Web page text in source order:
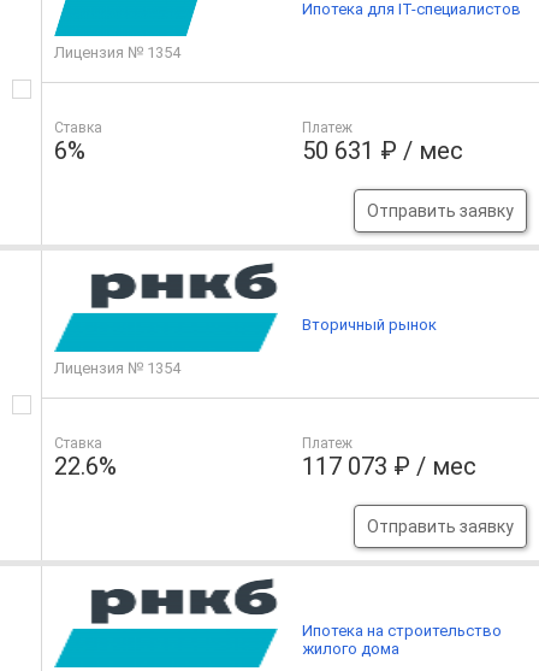
Лицензия № 1354
Ставка
6%
Платеж
50 631 ₽ / мес
Отправить заявку
Ипотека для IT-специалистов
Лицензия № 1354
Ставка
22.6%
Платеж
117 073 ₽ / мес
Отправить заявку
Вторичный рынок
Ипотека на строительство
жилого дома